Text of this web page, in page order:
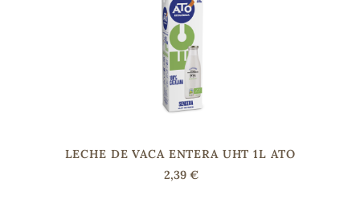
LECHE DE VACA ENTERA UHT 1L ATO
2,39 €